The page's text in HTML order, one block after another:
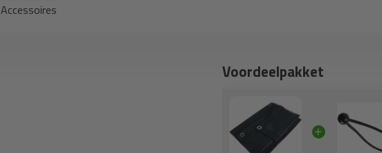
Accessoires
Voordeelpakket